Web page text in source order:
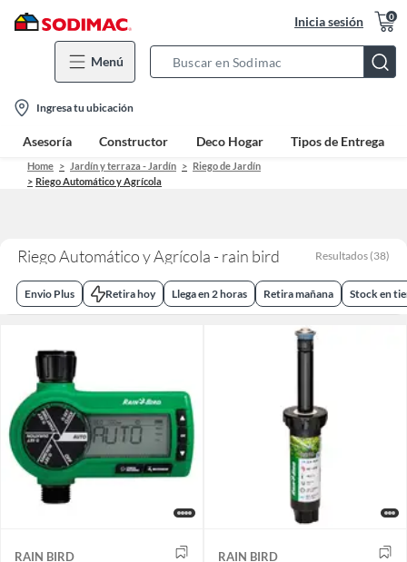
Inicia sesión 0
Menú
Bar
location-
icon
Ingresa tu ubicación
Asesoría Constructor Deco Hogar Tipos de Entrega
Home Jardín y terraza - Jardín
Riego de Jardín
Riego Automático y Agrícola
Riego Automático y Agrícola - rain bird Resultados (38)
Envio Plus Retira hoy Llega en 2 horas Retira mañana Stock en
RAIN BIRD RAIN BIRD